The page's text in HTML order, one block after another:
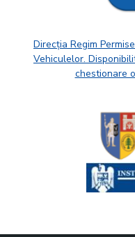
Direcția Regim
Vehiculelor.
chestionare